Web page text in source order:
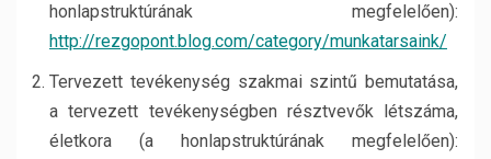
honlapstruktúrának megfelelően):
http://rezgopont.blog.com/category/munkatarsaink/
Tervezett tevékenység szakmai szintű bemutatása,
a tervezett tevékenységben résztvevők létszáma,
életkora (a honlapstruktúrának megfelelően):